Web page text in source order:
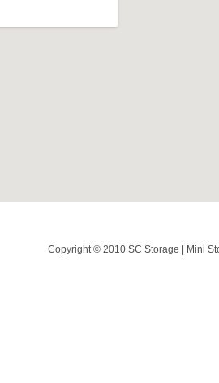
Copyright © 2010 SC Storage | Mini